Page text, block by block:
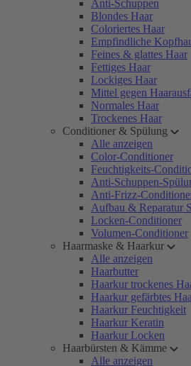
Anti-Schuppen
Blondes Haar
Coloriertes Haar
Empfindliche
Feines & glattes Haar
Fettiges Haar
Lockiges Haar
Mittel gegen
Normales Haar
Trockenes Haar
Conditioner & Spülung
Alle anzeigen
Color-Conditioner
Feuchtigkeits-
Anti-Schuppen-
Anti-Frizz-
Aufbau & Reparatur
Locken-Conditioner
Volumen-Conditioner
Haarmaske & Haarkur
Alle anzeigen
Haarbutter
Haarkur trockenes
Haarkur gefärbtes
Haarkur Feuchtigkeit
Haarkur Keratin
Haarkur Locken
Haarbürsten & Kämme
Alle anzeigen